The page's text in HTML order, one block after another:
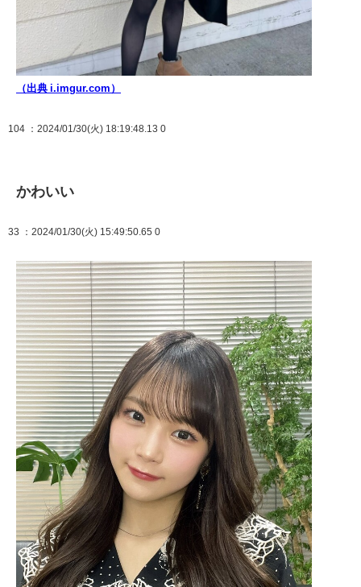
（出典 i.imgur.com）
104 ：2024/01/30(火) 18:19:48.13 0
かわいい
33 ：2024/01/30(火) 15:49:50.65 0